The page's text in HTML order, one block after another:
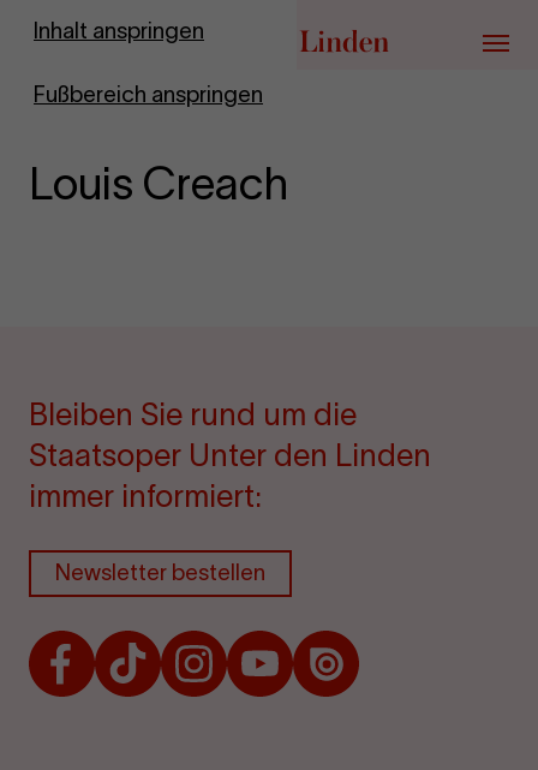
Inhalt anspringen
Fußbereich anspringen
Zur Startseite
Menü
Louis Creach
Bleiben Sie rund um die
Staatsoper Unter den Linden
immer informiert:
Newsletter bestellen
FacebookTikTokInstagramYoutubeIssuu